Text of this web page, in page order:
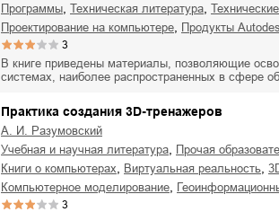
программы
техническая литература
проектирование на компьютере продукты
3
В книге приведены материалы, позволяющие
cистемах, наиболее распространенных в сфере
Практика создания 3D-тренажеров
А. И. Разумовский
учебная и научная литература
прочая
книги о компьютерах виртуальная реальность
компьютерное моделирование
3